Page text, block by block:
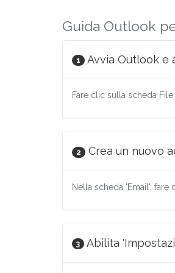
Guida Outlook
1 Avvia Outlook e
Fare clic sulla scheda
2 Crea un nuovo
Nella scheda 'Email', fare
3 Abilita